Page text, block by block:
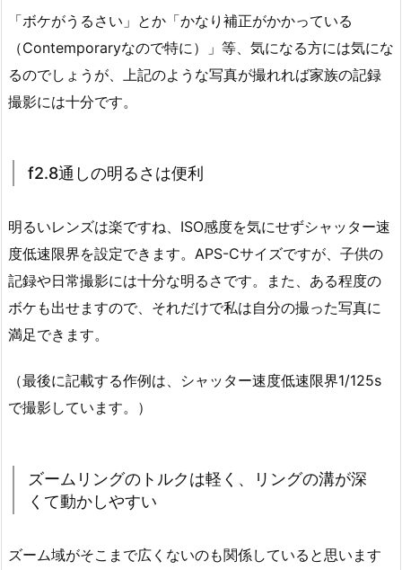
「ボケがうるさい」とか「かなり補正がかかっている
（Contemporaryなので特に）」等、気になる方には気にな
るのでしょうが、上記のような写真が撮れれば家族の記録
撮影には十分です。
f2.8通しの明るさは便利
明るいレンズは楽ですね、ISO感度を気にせずシャッター速
度低速限界を設定できます。APS-Cサイズですが、子供の
記録や日常撮影には十分な明るさです。また、ある程度の
ボケも出せますので、それだけで私は自分の撮った写真に
満足できます。
（最後に記載する作例は、シャッター速度低速限界1/125s
で撮影しています。）
ズームリングのトルクは軽く、リングの溝が深
くて動かしやすい
ズーム域がそこまで広くないのも関係していると思います